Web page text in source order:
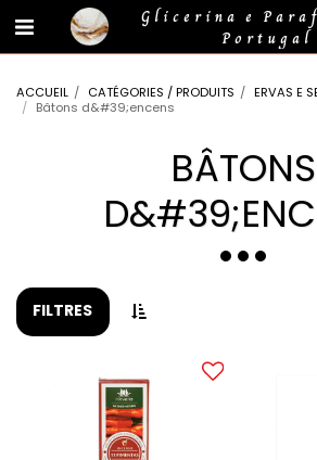
gtag('event', 'compra_finalizada', { //});
Glicerina e
Portugal
ACCUEIL CATÉGORIES / PRODUITS
ERVAS E
Bâtons d&#39;encens
BÂTONS
FILTRES